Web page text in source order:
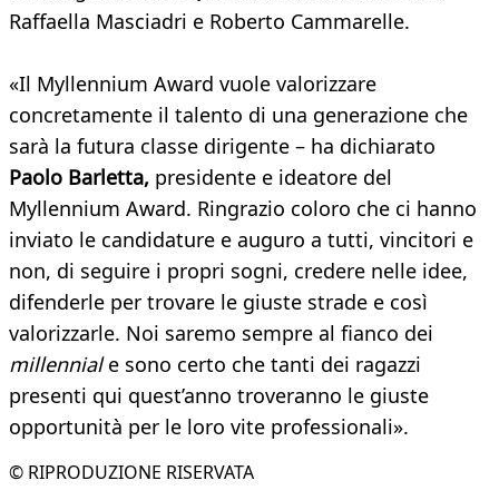
Raffaella Masciadri e Roberto Cammarelle.
«Il Myllennium Award vuole valorizzare
concretamente il talento di una generazione che
sarà la futura classe dirigente – ha dichiarato
Paolo Barletta, presidente e ideatore del
Myllennium Award. Ringrazio coloro che ci hanno
inviato le candidature e auguro a tutti, vincitori e
non, di seguire i propri sogni, credere nelle idee,
difenderle per trovare le giuste strade e così
valorizzarle. Noi saremo sempre al fianco dei
millenniale sono certo che tanti dei ragazzi
presenti qui quest’anno troveranno le giuste
opportunità per le loro vite professionali».
© RIPRODUZIONE RISERVATA